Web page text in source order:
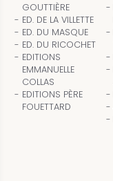
GOUTTIÈRE
ED. DE LA VILLETTE
ED. DU MASQUE
ED. DU RICOCHET
EDITIONS
EMMANUELLE
COLLAS
EDITIONS PÈRE
FOUETTARD